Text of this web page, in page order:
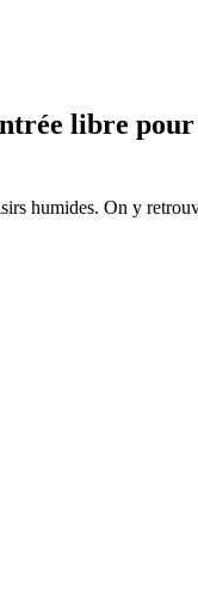
libre
humides. On y